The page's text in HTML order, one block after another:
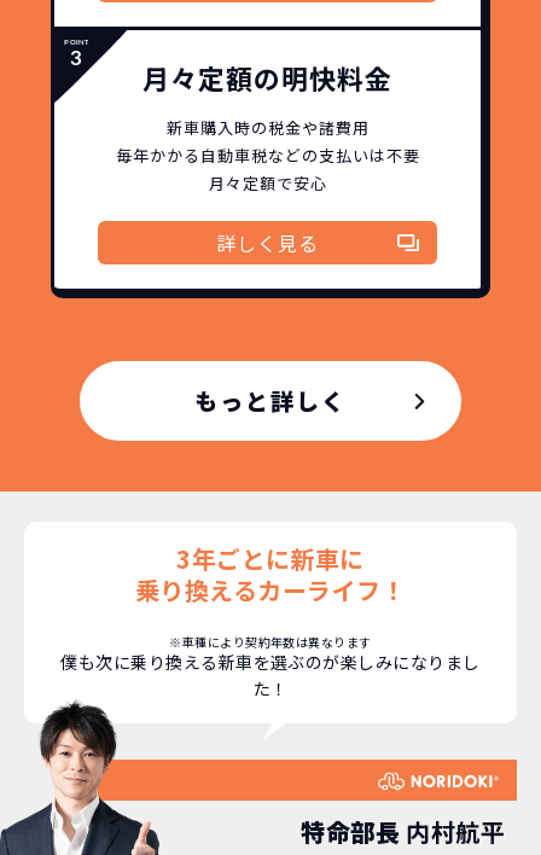
月々定額の明快料金
新車購入時の税金や諸費用
毎年かかる自動車税などの支払いは不要
月々定額で安心
詳しく見る
格設定が可能となりました。
お車を返却いただく
通常のカーリースの場合、そのまま継続
して乗るか、購入するかなどを選べます。
しかし、NORIDOKIの場合は、車両を必
できます。急な引っ越し、転勤、家族が増
えるなど。その時その時の状況に合わせ
た車を選べるっていいとおもいません
か？
れています。
もちろん、その人によりますが、最新型
車に常に乗り続けられるのは気持ちよ
く、人にも自慢できます！
継続的にかかる費用が
コミコミ
維持にかかる、毎年の｢自動車税｣はコミ
料」などが不要となります。
もっと詳しく
3年ごとに新車に
乗り換えるカーライフ！
※車種により契約年数は異なります
僕も次に乗り換える新車を選ぶのが楽しみになりまし
た！
特命部長 内村航平